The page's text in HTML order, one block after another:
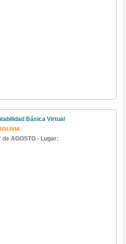
Básica Virtual
AGOSTO - Lugar: